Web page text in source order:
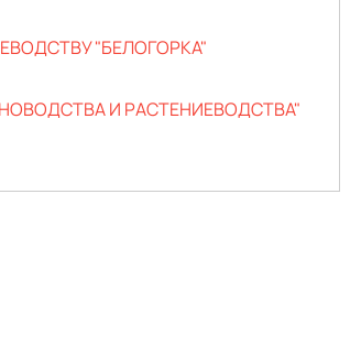
"БЕЛОГОРКА"
И РАСТЕНИЕВОДСТВА"